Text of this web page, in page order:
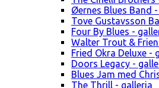
Øernes Blues Band
Tove Gustavsson
Four By Blues -
Walter Trout &
Fried Okra Deluxe -
Doors Legacy -
Blues Jam med
The Thrill - galleria